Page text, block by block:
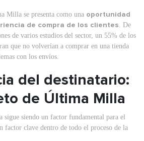
Milla se presenta como una oportunidad
de compra de los clientes . De
de varios estudios del sector, un 55% de los
que no volverían a comprar en una tienda
con los envíos.
del destinatario:
de Última Milla
sigue siendo un factor fundamental para el
factor clave dentro de todo el proceso de la